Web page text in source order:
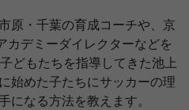
原・千葉の育成コーチや、京
カデミーダイレクターなどを
どもたちを指導してきた池上
始めた子たちにサッカーの理
になる方法を教えます。